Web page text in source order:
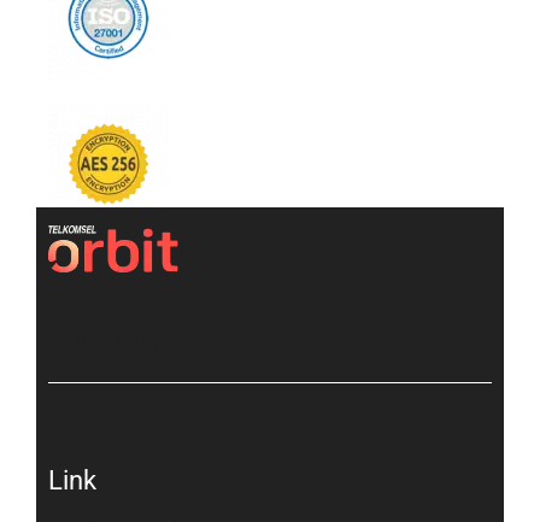
Link